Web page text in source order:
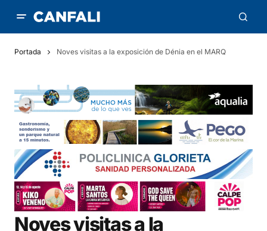
Portada Noves visitas a la exposición de Dénia en el MARQ
Noves visitas a la